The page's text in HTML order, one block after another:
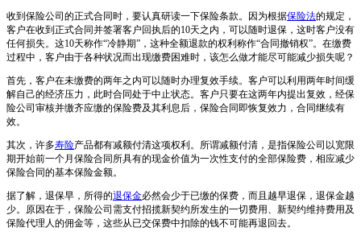
收到保险公司的正式合同时，要认真研读一下保险条款。因为根据保险法的规定，
客户在收到正式合同并签署客户回执后的10天之内，可以随时退保，这时客户没有
任何损失。这10天称作“冷静期”，这种全额退款的权利称作“合同撤销权”。在缴费
过程中，客户由于各种状况而出现缴费困难时，该怎么做才能尽可能减少损失呢？
首先，客户在未缴费的两年之内可以随时办理复效手续。客户可以利用两年时间缓
解自己的经济压力，此时合同处于中止状态。客户只要在这两年内提出复效，经保
险公司审核并缴齐应缴的保险费及其利息后，保险合同即恢复效力，合同继续有
效。
其次，许多寿险产品都有减额付清这项权利。所谓减额付清，是指保险公司以宽限
期开始前一个月保险合同所具有的现金价值为一次性支付的全部保险费，相应减少
保险合同的基本保险金额。
据了解，退保早，所得的退保金必然会少于已缴的保费，而且越早退保，退保金越
少。原因在于，保险公司需支付招揽新契约所发生的一切费用、新契约维持费用及
保险代理人的佣金等，这些从已交保费中扣除的钱不可能再退回去。